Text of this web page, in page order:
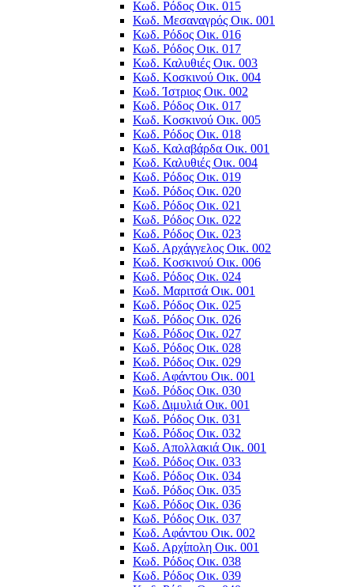
Κωδ. Ρόδος Οικ. 015
Κωδ. Μεσαναγρός Οικ. 001
Κωδ. Ρόδος Οικ. 016
Κωδ. Ρόδος Οικ. 017
Κωδ. Καλυθιές Οικ. 003
Κωδ. Κοσκινού Οικ. 004
Κωδ. Ίστριος Οικ. 002
Κωδ. Ρόδος Οικ. 017
Κωδ. Κοσκινού Οικ. 005
Κωδ. Ρόδος Οικ. 018
Κωδ. Καλαβάρδα Οικ. 001
Κωδ. Καλυθιές Οικ. 004
Κωδ. Ρόδος Οικ. 019
Κωδ. Ρόδος Οικ. 020
Κωδ. Ρόδος Οικ. 021
Κωδ. Ρόδος Οικ. 022
Κωδ. Ρόδος Οικ. 023
Κωδ. Αρχάγγελος Οικ. 002
Κωδ. Κοσκινού Οικ. 006
Κωδ. Ρόδος Οικ. 024
Κωδ. Μαριτσά Οικ. 001
Κωδ. Ρόδος Οικ. 025
Κωδ. Ρόδος Οικ. 026
Κωδ. Ρόδος Οικ. 027
Κωδ. Ρόδος Οικ. 028
Κωδ. Ρόδος Οικ. 029
Κωδ. Αφάντου Οικ. 001
Κωδ. Ρόδος Οικ. 030
Κωδ. Διμυλιά Οικ. 001
Κωδ. Ρόδος Οικ. 031
Κωδ. Ρόδος Οικ. 032
Κωδ. Απολλακιά Οικ. 001
Κωδ. Ρόδος Οικ. 033
Κωδ. Ρόδος Οικ. 034
Κωδ. Ρόδος Οικ. 035
Κωδ. Ρόδος Οικ. 036
Κωδ. Ρόδος Οικ. 037
Κωδ. Αφάντου Οικ. 002
Κωδ. Αρχίπολη Οικ. 001
Κωδ. Ρόδος Οικ. 038
Κωδ. Ρόδος Οικ. 039